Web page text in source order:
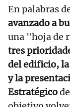
En palabras
avanzado a
una "hoja de
tres
del edificio,
y la
Estratégico